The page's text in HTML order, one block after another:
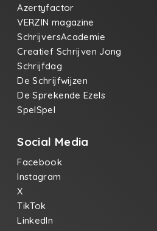
Azertyfactor
VERZIN magazine
SchrijversAcademie
Creatief Schrijven Jong
Schrijfdag
De Schrijfwijzen
De Sprekende Ezels
SpelSpel
Social Media
Facebook
Instagram
X
TikTok
LinkedIn